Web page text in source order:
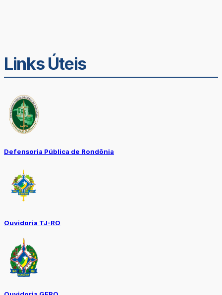
Links Úteis
Defensoria Pública de Rondônia
Ouvidoria TJ-RO